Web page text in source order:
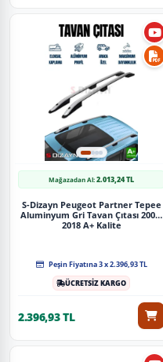
Mağazadan Al:2.013,24 TL
S-Dizayn Peugeot Partner Tepee
Aluminyum Gri Tavan Çıtası 2008-
2018 A+ Kalite
Peşin Fiyatına 3 x 2.396,93 TL
ÜCRETSİZ KARGO
2.396,93 TL